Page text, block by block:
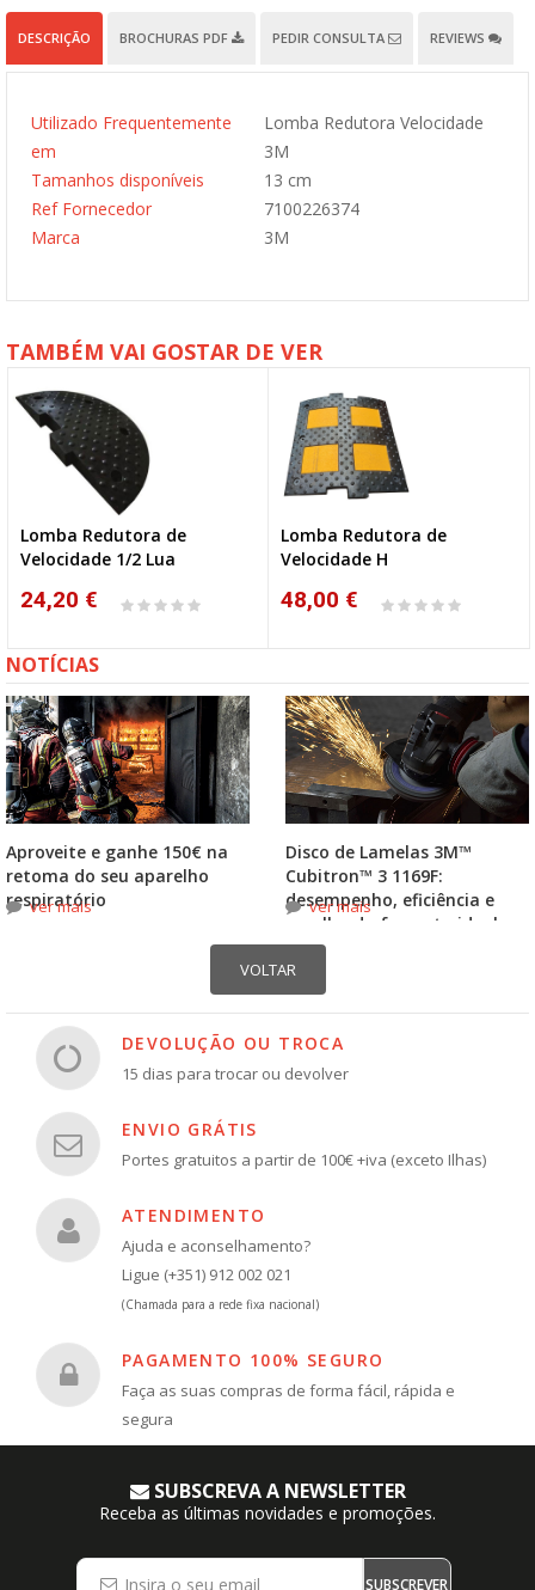
DESCRIÇÃO BROCHURAS PDF PEDIR CONSULTA REVIEWS
Utilizado Frequentemente
em
Lomba Redutora Velocidade
3M
Tamanhos disponíveis
13 cm
Ref Fornecedor
7100226374
Marca
3M
TAMBÉM VAI GOSTAR DE VER
Lomba Redutora de
Velocidade 1/2 Lua
24,20 €
Lomba Redutora de
Velocidade H
48,00 €
NOTÍCIAS
Aproveite e ganhe 150€ na
retoma do seu aparelho
respiratório
ver mais
Disco de Lamelas 3M™
Cubitron™ 3 1169F:
desempenho, eficiência e
escolha do formato ideal
ver mais
DEVOLUÇÃO OU TROCA
15 dias para trocar ou devolver
ENVIO GRÁTIS
Portes gratuitos a partir de 100€ +iva (exceto Ilhas)
ATENDIMENTO
Ajuda e aconselhamento?
Ligue (+351) 912 002 021
(Chamada para a rede fixa nacional)
PAGAMENTO 100% SEGURO
Faça as suas compras de forma fácil, rápida e
segura
SUBSCREVA A NEWSLETTER
Receba as últimas novidades e promoções.
SUBSCREVER